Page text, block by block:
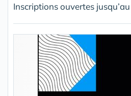
Inscriptions ouvertes